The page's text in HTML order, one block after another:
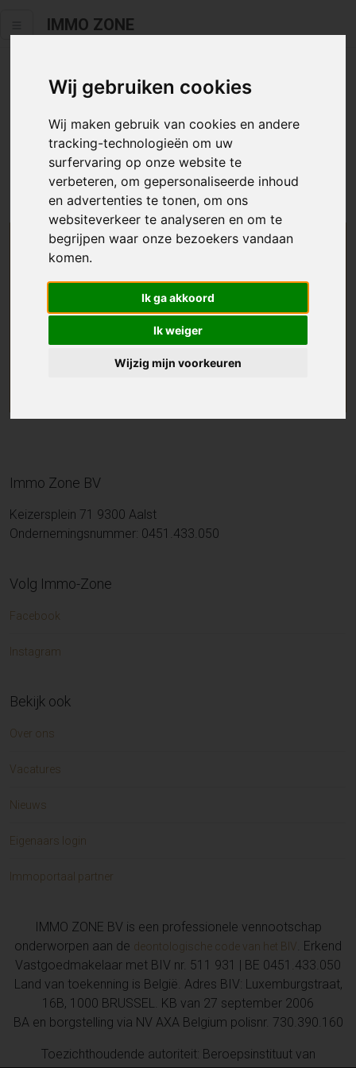
Wij gebruiken cookies
Wij maken gebruik van cookies en andere
tracking-technologieën om uw
surfervaring op onze website te
verbeteren, om gepersonaliseerde inhoud
en advertenties te tonen, om ons
websiteverkeer te analyseren en om te
begrijpen waar onze bezoekers vandaan
komen.
Ik ga akkoord
Ik weiger
Wijzig mijn voorkeuren
IMMO ZONE
Helaas staat dit zoekertje niet
meer online.
Neem zeker een kijkje in ons aanbod te koop
We helpen u graag zoeken
Maak hier een zoekprofiel aan en we houden u op
de hoogte van passend aanbod.
Immo Zone BV
Keizersplein 71 9300 Aalst
Ondernemingsnummer: 0451.433.050
Volg Immo-Zone
Facebook
Instagram
Bekijk ook
Over ons
Vacatures
Nieuws
Eigenaars login
Immoportaal partner
IMMO ZONE BV is een professionele vennootschap
onderworpen aan de deontologische code van het BIV. Erkend
Vastgoedmakelaar met BIV nr. 511 931 | BE 0451.433.050
Land van toekenning is België. Adres BIV: Luxemburgstraat,
16B, 1000 BRUSSEL. KB van 27 september 2006
BA en borgstelling via NV AXA Belgium polisnr. 730.390.160
Toezichthoudende autoriteit: Beroepsinstituut van